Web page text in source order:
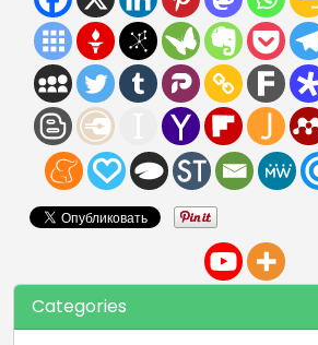
Categories